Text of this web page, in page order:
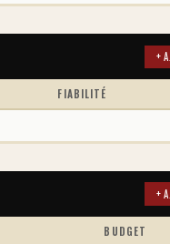
+
FIABILITÉ
+
BUDGET